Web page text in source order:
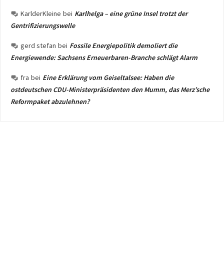
KarlderKleine bei Karlhelga – eine grüne Insel trotzt der
Gentrifizierungswelle
gerd stefan bei Fossile Energiepolitik demoliert die
Energiewende: Sachsens Erneuerbaren-Branche schlägt Alarm
fra bei Eine Erklärung vom Geiseltalsee: Haben die
ostdeutschen CDU-Ministerpräsidenten den Mumm, das Merz’sche
Reformpaket abzulehnen?